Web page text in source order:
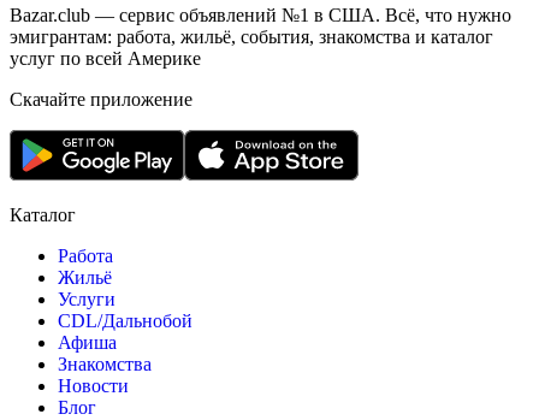
Bazar.club — сервис объявлений №1 в США. Всё, что нужно
эмигрантам: работа, жильё, события, знакомства и каталог
услуг по всей Америке
Скачайте приложение
Каталог
Работа
Жильё
Услуги
CDL/Дальнобой
Афиша
Знакомства
Новости
Блог